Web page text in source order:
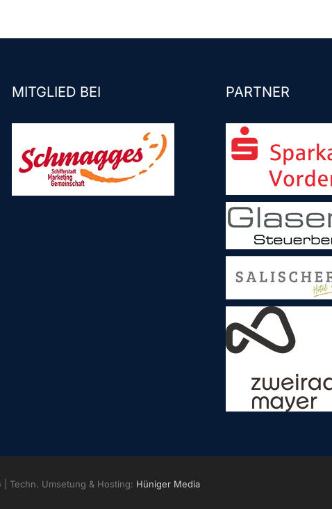
MITGLIED BEI PARTNER
Techn. Umsetung & Hosting: Hüniger Media